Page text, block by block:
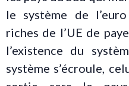
le système de
riches de l’UE de
l’existence du
système s’écroule,